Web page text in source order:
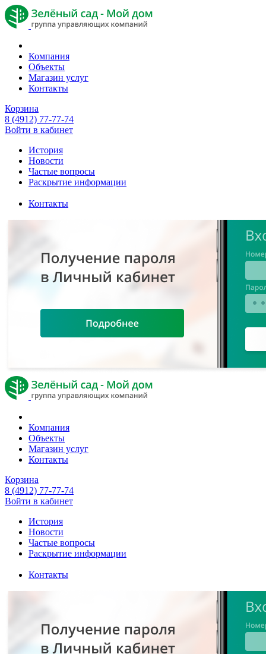
Компания
Объекты
Магазин услуг
Контакты
Корзина
8 (4912) 77-77-74
Войти в кабинет
История
Новости
Частые вопросы
Раскрытие информации
Контакты
Компания
Объекты
Магазин услуг
Контакты
Корзина
8 (4912) 77-77-74
Войти в кабинет
История
Новости
Частые вопросы
Раскрытие информации
Контакты